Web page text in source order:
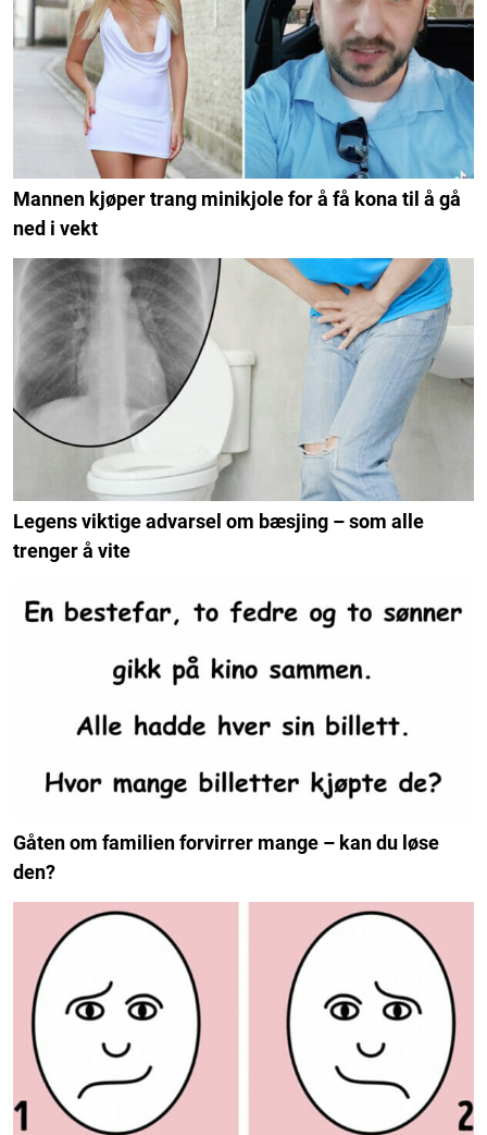
Mannen kjøper trang minikjole for å få kona til å gå
ned i vekt
Legens viktige advarsel om bæsjing – som alle
trenger å vite
Gåten om familien forvirrer mange – kan du løse
den?